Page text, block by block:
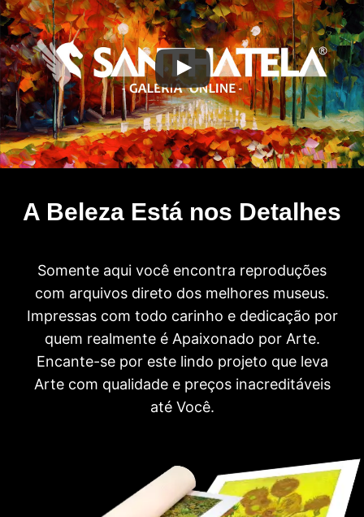
A Beleza Está nos Detalhes
Somente aqui você encontra reproduções
com arquivos direto dos melhores museus.
Impressas com todo carinho e dedicação por
quem realmente é Apaixonado por Arte.
Encante-se por este lindo projeto que leva
Arte com qualidade e preços inacreditáveis
até Você.